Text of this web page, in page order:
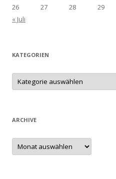
26
27 28 29
« Juli
KATEGORIEN
Kategorien
ARCHIVE
Archive